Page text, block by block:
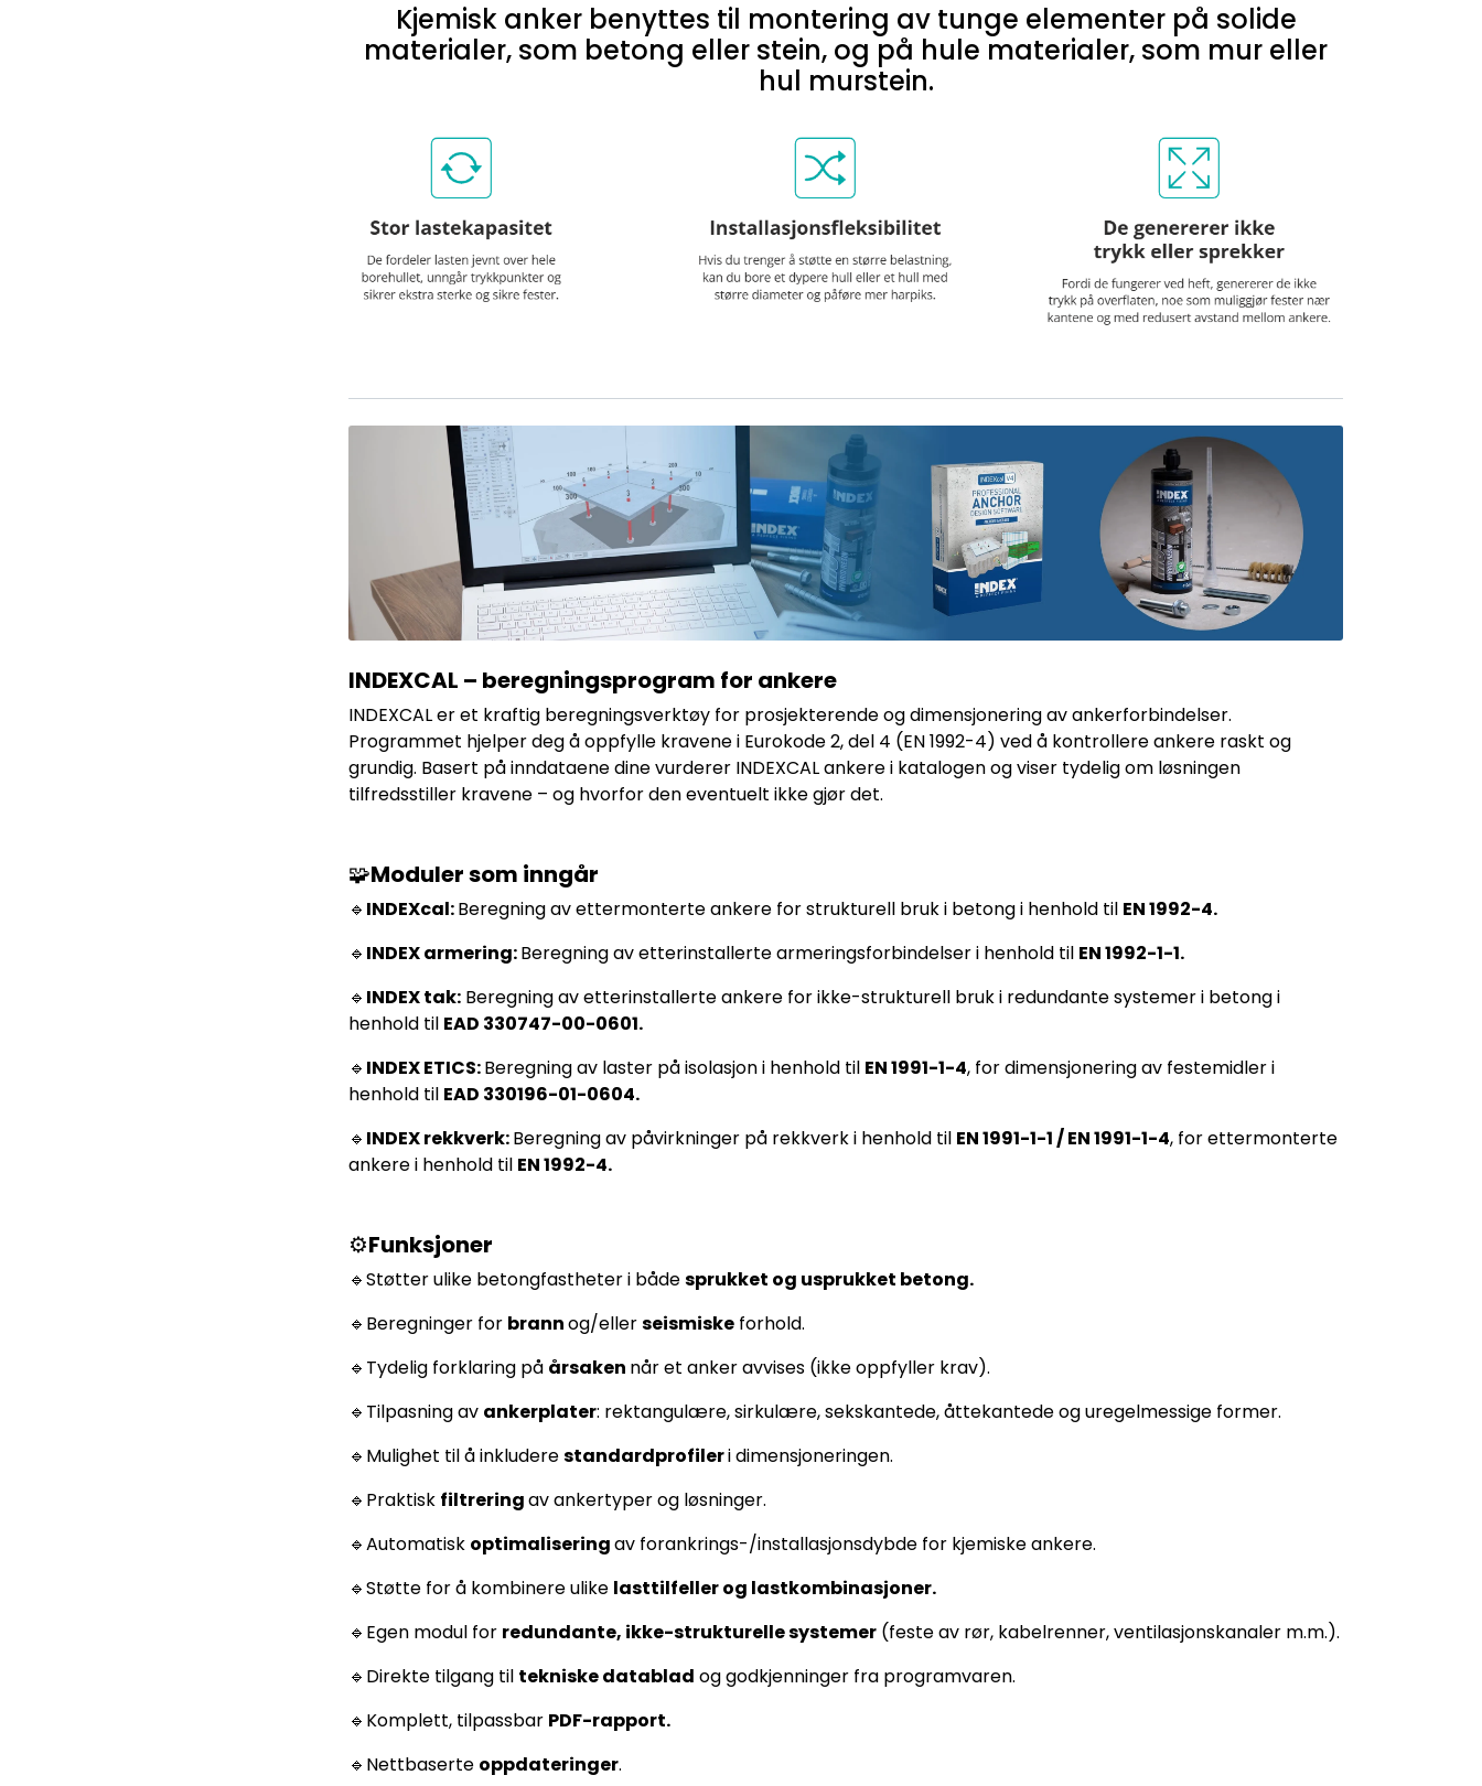
Kjemisk anker benyttes til montering av tunge elementer på solide
materialer, som betong eller stein, og på hule materialer, som mur eller
hul murstein.
INDEXCAL – beregningsprogram for ankere
INDEXCAL er et kraftig beregningsverktøy for prosjekterende og dimensjonering av ankerforbindelser.
Programmet hjelper deg å oppfylle kravene i Eurokode 2, del 4 (EN 1992-4) ved å kontrollere ankere raskt og
grundig. Basert på inndataene dine vurderer INDEXCAL ankere i katalogen og viser tydelig om løsningen
tilfredsstiller kravene – og hvorfor den eventuelt ikke gjør det.
🧩Modulersom inngår
🔹 INDEXcal:Beregning av ettermonterte ankere for strukturell bruk i betong i henhold til EN 1992-4.
🔹 INDEX armering:Beregning av etterinstallerte armeringsforbindelser i henhold til EN 1992-1-1.
🔹 INDEX tak: Beregning av etterinstallerte ankere for ikke-strukturell bruk i redundante systemer i betong i
henhold til EAD 330747-00-0601.
🔹 INDEX ETICS:Beregning av laster på isolasjon i henhold til EN 1991-1-4, for dimensjonering av festemidler i
henhold til EAD 330196-01-0604.
🔹 INDEX rekkverk:Beregning av påvirkninger på rekkverk i henhold til EN 1991-1-1 / EN 1991-1-4, for ettermonterte
ankere i henhold til EN 1992-4.
⚙️Funksjoner
🔹Støtter ulike betongfastheter i bådesprukket og usprukket betong.
🔹Beregninger for brannog/ellerseismiske forhold.
🔹Tydelig forklaring på årsaken når et anker avvises (ikke oppfyller krav).
🔹Tilpasning av ankerplater: rektangulære, sirkulære, sekskantede, åttekantede og uregelmessige former.
🔹Mulighet til å inkluderestandardprofileri dimensjoneringen.
🔹Praktisk filtreringav ankertyper og løsninger.
🔹Automatisk optimaliseringav forankrings-/installasjonsdybde for kjemiske ankere.
🔹Støtte for å kombinere ulike lasttilfeller og lastkombinasjoner.
🔹Egen modul for redundante, ikke-strukturelle systemer (feste av rør, kabelrenner, ventilasjonskanaler m.m.).
🔹Direkte tilgang til tekniske datablad og godkjenninger fra programvaren.
🔹Komplett, tilpassbar PDF-rapport.
🔹Nettbaserte oppdateringer.